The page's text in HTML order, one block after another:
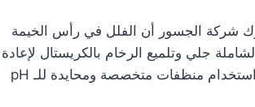
تدرك شركة الجسور أن الفلل في رأس الخيمة
جلي وتلميع الرخام بالكريستال لإعادة
اللمعان الأصلي للأرضية وإزالة الخدوش البسيطة والبهتان. كما يتم استخدام منظفات متخصصة ومحايدة للـ pH